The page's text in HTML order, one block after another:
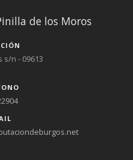
de los Moros
s/n - 09613